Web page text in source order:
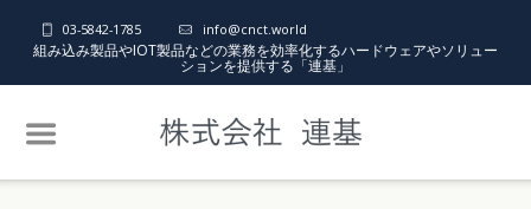
03-5842-1785 info@cnct.world
組み込み製品やIOT製品などの業務を効率化するハードウェアやソリュー
ションを提供する「連基」